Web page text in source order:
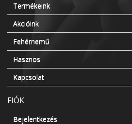
Termékeink
Akcióink
Fehérnemű
Hasznos
Kapcsolat
FIÓK
Bejelentkezés